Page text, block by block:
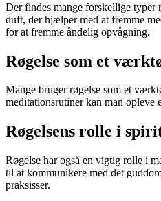
Der findes mange forskellige typer
duft, der hjælper med at fremme
for at fremme åndelig opvågning.
Røgelse som et
Mange bruger røgelse som et
meditationsrutiner kan man opleve
Røgelsens rolle i
Røgelse har også en vigtig rolle i
til at kommunikere med det
praksisser.